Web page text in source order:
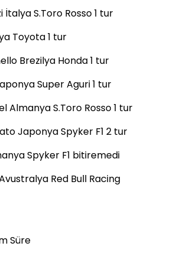
İtalya S.Toro Rosso 1 tur
Toyota 1 tur
Brezilya Honda 1 tur
Super Aguri 1 tur
Almanya S.Toro Rosso 1 tur
Japonya Spyker F1 2 tur
Spyker F1 bitiremedi
Red Bull Racing
Süre